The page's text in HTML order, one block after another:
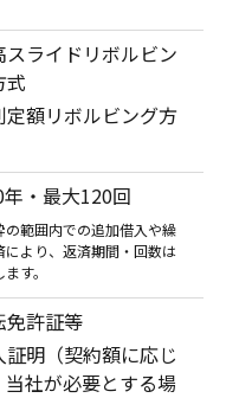
スライドリボルビン
式
定額リボルビング方
・最大120回
の範囲内での追加借入や繰
により、返済期間・回数は
す。
免許証等
証明（契約額に応じ
当社が必要とする場